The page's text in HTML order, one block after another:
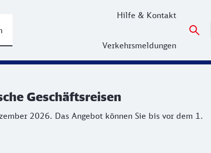
Hilfe & Kontakt
Verkehrsmeldungen
Geschäftsreisen
2026. Das Angebot können Sie bis vor dem 1.
Geschäftsreisen
2026. Das Angebot können Sie bis vor dem 1.